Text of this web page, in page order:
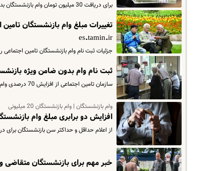
برای دریافت 30 میلیون تومان وام بازنشستگان بدون ضامن و اقساط بسیار کم تا انتهای مطلب با ما همراه باشید.
تغییرات مبلغ وام بازنشستگان
es.tamin.ir
جزئیات ثبت نام وام بازنشستگان تامین
ثبت نام وام بدون ضامن ویژه بازنشستگان | وام ۱۰۰
سازمان تامین اجتماعی از افزایش 70 درصدی وام بازنشستگان و مستمر بگیران خبر داد. شرایط دریافت وام بازنشستگان در سال 1401…
وام بازنشستگان | وام بازنشستگان 20 میلیونی
افزایش دو برابری مبلغ وام
از اعلام حداقل و حداکثر سن بازنشستگان برای
خبر مهم برای بازنشستگان متقاضی وام بدون